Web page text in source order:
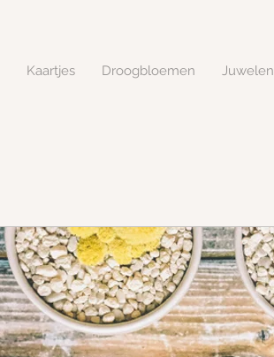
Kaartjes Droogbloemen Juwelen